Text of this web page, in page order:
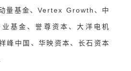
量基金、Vertex Growth、中
基金、誉尊资本、大洋电机
峰中国、华映资本、长石资本